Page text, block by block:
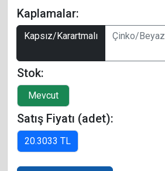
Kaplamalar:
Kapsız/Karartmalı Çinko/Beyaz
Stok:
Satış Fiyatı (adet):